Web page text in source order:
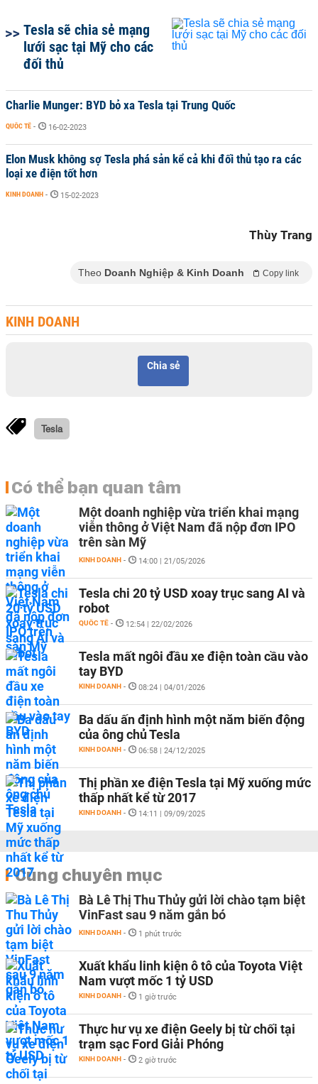
Tesla sẽ chia sẻ mạng
lưới sạc tại Mỹ cho các
đối thủ
Charlie Munger: BYD bỏ xa Tesla tại Trung Quốc
QUỐC TẾ - 16-02-2023
Elon Musk không sợ Tesla phá sản kể cả khi đối thủ tạo ra các
loại xe điện tốt hơn
KINH DOANH - 15-02-2023
Thùy Trang
Theo Doanh Nghiệp & Kinh Doanh Copy link
KINH DOANH
Chia sẻ
Tesla
Có thể bạn quan tâm
Một doanh nghiệp vừa triển khai mạng
viễn thông ở Việt Nam đã nộp đơn IPO
trên sàn Mỹ
KINH DOANH - 14:00 | 21/05/2026
Tesla chi 20 tỷ USD xoay trục sang AI và
robot
QUỐC TẾ - 12:54 | 22/02/2026
Tesla mất ngôi đầu xe điện toàn cầu vào
tay BYD
KINH DOANH - 08:24 | 04/01/2026
Ba dấu ấn định hình một năm biến động
của ông chủ Tesla
KINH DOANH - 06:58 | 24/12/2025
Thị phần xe điện Tesla tại Mỹ xuống mức
thấp nhất kể từ 2017
KINH DOANH - 14:11 | 09/09/2025
Cùng chuyên mục
Bà Lê Thị Thu Thủy gửi lời chào tạm biệt
VinFast sau 9 năm gắn bó
KINH DOANH - 1 phút trước
Xuất khẩu linh kiện ô tô của Toyota Việt
Nam vượt mốc 1 tỷ USD
KINH DOANH - 1 giờ trước
Thực hư vụ xe điện Geely bị từ chối tại
trạm sạc Ford Giải Phóng
KINH DOANH - 2 giờ trước